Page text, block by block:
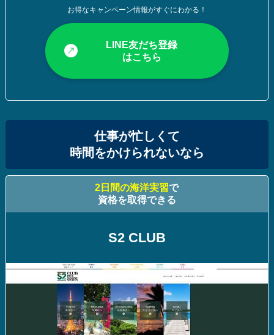
お得なキャンペーン情報がすぐにわかる！
LINE友だち登録
はこちら
仕事が忙しくて
時間をかけられないなら
2日間の海洋実習で
資格を取得できる
S2 CLUB